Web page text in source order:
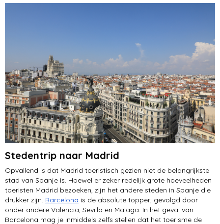
Stedentrip naar Madrid
Opvallend is dat Madrid toeristisch gezien niet de belangrijkste
stad van Spanje is. Hoewel er zeker redelijk grote hoeveelheden
toeristen Madrid bezoeken, zijn het andere steden in Spanje die
drukker zijn. Barcelona is de absolute topper, gevolgd door
onder andere Valencia, Sevilla en Malaga. In het geval van
Barcelona mag je inmiddels zelfs stellen dat het toerisme de